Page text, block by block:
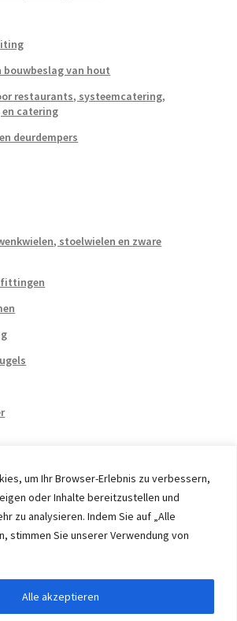
um Ihr Browser-Erlebnis zu verbessern,
oder Inhalte bereitzustellen und
zu analysieren. Indem Sie auf „Alle
stimmen Sie unserer Verwendung von
Alle akzeptieren
bouwbeslag van hout
restaurants, systeemcatering,
catering
deurdempers
stoelwielen en zware
fittingen
UG, Germany, member of the ERUON